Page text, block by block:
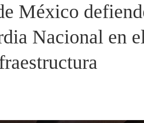
México
Nacional en